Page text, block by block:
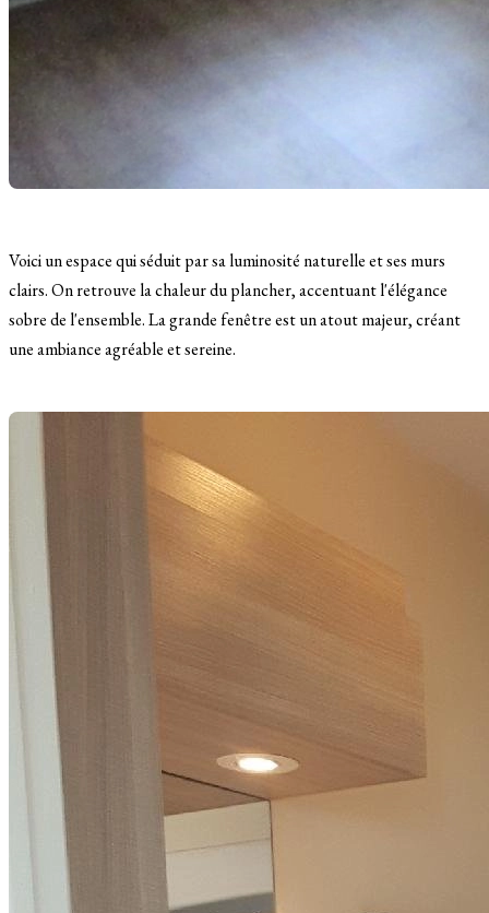
Voici un espace qui séduit par sa luminosité naturelle et ses murs
clairs. On retrouve la chaleur du plancher, accentuant l'élégance
sobre de l'ensemble. La grande fenêtre est un atout majeur, créant
une ambiance agréable et sereine.